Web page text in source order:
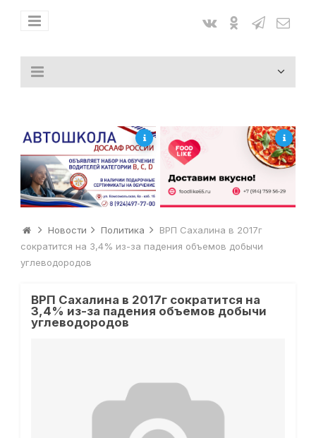
Новости Политика
ВРП Сахалина в 2017г
сократится на 3,4% из-за падения объемов добычи
углеводородов
ВРП Сахалина в 2017г сократится на
3,4% из-за падения объемов добычи
углеводородов